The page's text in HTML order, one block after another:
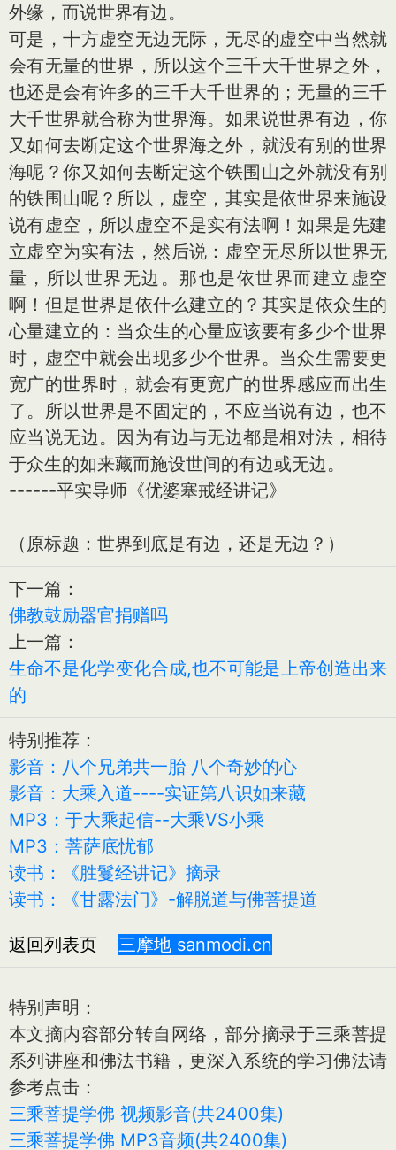
外缘，而说世界有边。
可是，十方虚空无边无际，无尽的虚空中当然就
会有无量的世界，所以这个三千大千世界之外，
也还是会有许多的三千大千世界的；无量的三千
大千世界就合称为世界海。如果说世界有边，你
又如何去断定这个世界海之外，就没有别的世界
海呢？你又如何去断定这个铁围山之外就没有别
的铁围山呢？所以，虚空，其实是依世界来施设
说有虚空，所以虚空不是实有法啊！如果是先建
立虚空为实有法，然后说：虚空无尽所以世界无
量，所以世界无边。那也是依世界而建立虚空
啊！但是世界是依什么建立的？其实是依众生的
心量建立的：当众生的心量应该要有多少个世界
时，虚空中就会出现多少个世界。当众生需要更
宽广的世界时，就会有更宽广的世界感应而出生
了。所以世界是不固定的，不应当说有边，也不
应当说无边。因为有边与无边都是相对法，相待
于众生的如来藏而施设世间的有边或无边。
------平实导师《优婆塞戒经讲记》
（原标题：世界到底是有边，还是无边？）
下一篇：
佛教鼓励器官捐赠吗
上一篇：
生命不是化学变化合成,也不可能是上帝创造出来
的
特别推荐：
影音：八个兄弟共一胎 八个奇妙的心
影音：大乘入道----实证第八识如来藏
MP3：于大乘起信--大乘VS小乘
MP3：菩萨底忧郁
读书：《胜鬘经讲记》摘录
读书：《甘露法门》-解脱道与佛菩提道
返回列表页 三摩地 sanmodi.cn
特别声明：
本文摘内容部分转自网络，部分摘录于三乘菩提
系列讲座和佛法书籍，更深入系统的学习佛法请
参考点击：
三乘菩提学佛 视频影音(共2400集)
三乘菩提学佛 MP3音频(共2400集)